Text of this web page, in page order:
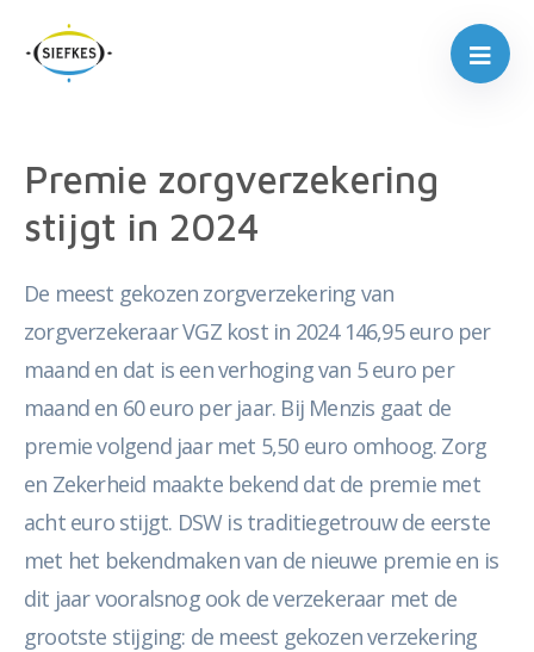
Premie zorgverzekering
stijgt in 2024
De meest gekozen zorgverzekering van
zorgverzekeraar VGZ kost in 2024 146,95 euro per
maand en dat is een verhoging van 5 euro per
maand en 60 euro per jaar. Bij Menzis gaat de
premie volgend jaar met 5,50 euro omhoog. Zorg
en Zekerheid maakte bekend dat de premie met
acht euro stijgt. DSW is traditiegetrouw de eerste
met het bekendmaken van de nieuwe premie en is
dit jaar vooralsnog ook de verzekeraar met de
grootste stijging: de meest gekozen verzekering